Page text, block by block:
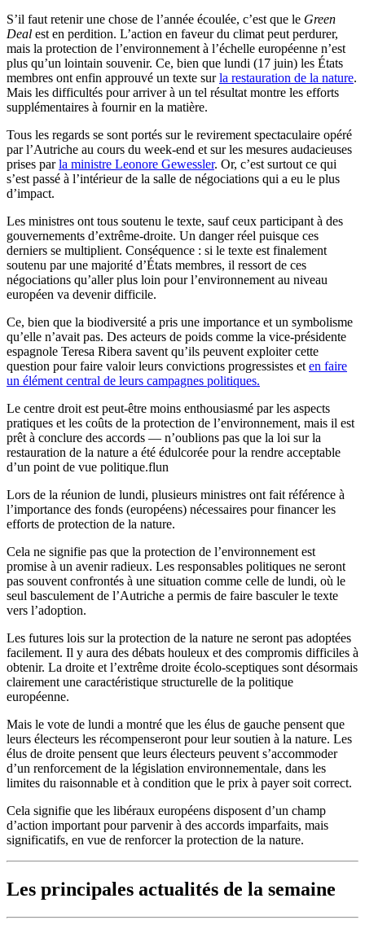
S’il faut retenir une chose de l’année écoulée, c’est que le Green
Deal est en perdition. L’action en faveur du climat peut perdurer,
mais la protection de l’environnement à l’échelle européenne n’est
plus qu’un lointain souvenir. Ce, bien que lundi (17 juin) les États
membres ont enfin approuvé un texte surla restauration de la nature.
Mais les difficultés pour arriver à un tel résultat montre les efforts
supplémentaires à fournir en la matière.
Tous les regards se sont portés sur le revirement spectaculaire opéré
par l’Autriche au cours du week-end et sur les mesures audacieuses
prises parla ministre Leonore Gewessler. Or, c’est surtout ce qui
s’est passé à l’intérieur de la salle de négociations qui a eu le plus
d’impact.
Les ministres ont tous soutenu le texte, sauf ceux participant à des
gouvernements d’extrême-droite. Un danger réel puisque ces
derniers se multiplient. Conséquence : si le texte est finalement
soutenu par une majorité d’États membres, il ressort de ces
négociations qu’aller plus loin pour l’environnement au niveau
européen va devenir difficile.
Ce, bien que la biodiversité a pris une importance et un symbolisme
qu’elle n’avait pas. Des acteurs de poids comme la vice-présidente
espagnole Teresa Ribera savent qu’ils peuvent exploiter cette
question pour faire valoir leurs convictions progressistes et en faire
un élément central de leurs campagnes politiques.
Le centre droit est peut-être moins enthousiasmé par les aspects
pratiques et les coûts de la protection de l’environnement, mais il est
prêt à conclure des accords — n’oublions pas que la loi sur la
restauration de la nature a été édulcorée pour la rendre acceptable
d’un point de vue politique.flun
Lors de la réunion de lundi, plusieurs ministres ont fait référence à
l’importance des fonds (européens) nécessaires pour financer les
efforts de protection de la nature.
Cela ne signifie pas que la protection de l’environnement est
promise à un avenir radieux. Les responsables politiques ne seront
pas souvent confrontés à une situation comme celle de lundi, où le
seul basculement de l’Autriche a permis de faire basculer le texte
vers l’adoption.
Les futures lois sur la protection de la nature ne seront pas adoptées
facilement. Il y aura des débats houleux et des compromis difficiles à
obtenir. La droite et l’extrême droite écolo-sceptiques sont désormais
clairement une caractéristique structurelle de la politique
européenne.
Mais le vote de lundi a montré que les élus de gauche pensent que
leurs électeurs les récompenseront pour leur soutien à la nature. Les
élus de droite pensent que leurs électeurs peuvent s’accommoder
d’un renforcement de la législation environnementale, dans les
limites du raisonnable et à condition que le prix à payer soit correct.
Cela signifie que les libéraux européens disposent d’un champ
d’action important pour parvenir à des accords imparfaits, mais
significatifs, en vue de renforcer la protection de la nature.
Les principales actualités de la semaine